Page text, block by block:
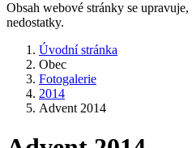
Obsah webové stránky se
nedostatky.
Úvodní stránka
Obec
Fotogalerie
2014
Advent 2014